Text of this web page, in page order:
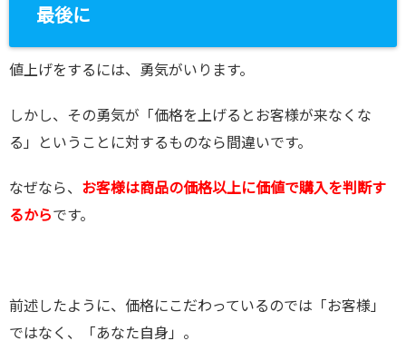
最後に
値上げをするには、勇気がいります。
しかし、その勇気が「価格を上げるとお客様が来なくな
る」ということに対するものなら間違いです。
なぜなら、 お客様は商品の価格以上に価値で購入を判断す
るからです。
前述したように、価格にこだわっているのでは「お客様」
ではなく、「あなた自身」。